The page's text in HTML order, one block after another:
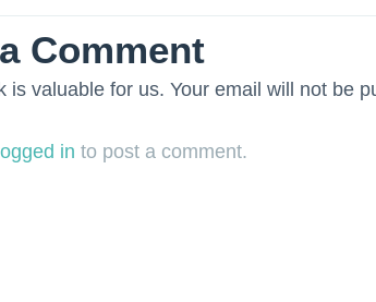
Comment
is valuable for us. Your email will not be
logged in to post a comment.